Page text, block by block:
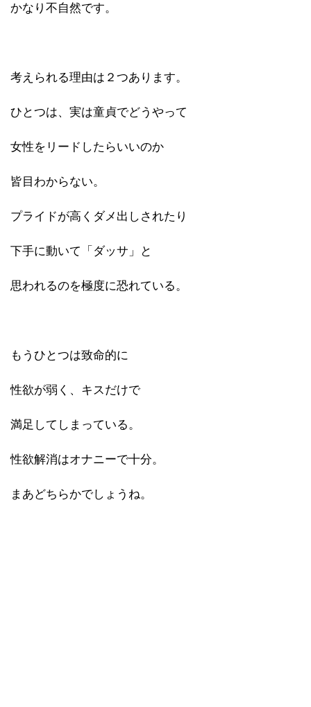
かなり不自然です。
考えられる理由は２つあります。
ひとつは、実は童貞でどうやって
女性をリードしたらいいのか
皆目わからない。
プライドが高くダメ出しされたり
下手に動いて「ダッサ」と
思われるのを極度に恐れている。
もうひとつは致命的に
性欲が弱く、キスだけで
満足してしまっている。
性欲解消はオナニーで十分。
まあどちらかでしょうね。